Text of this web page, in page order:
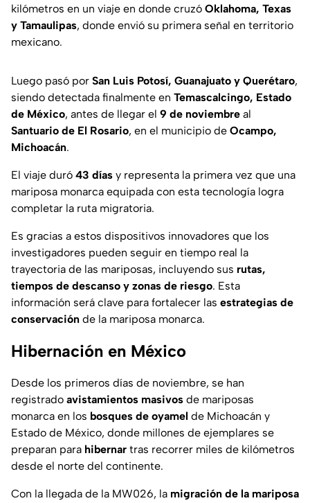
kilómetros en un viaje en donde cruzó Oklahoma, Texas
y Tamaulipas, donde envió su primera señal en territorio
mexicano.
Luego pasó por San Luis Potosí, Guanajuato y Querétaro,
siendo detectada finalmente en Temascalcingo, Estado
de México, antes de llegar el 9 de noviembre al
Santuario de El Rosario, en el municipio de Ocampo,
Michoacán.
El viaje duró 43 días y representa la primera vez que una
mariposa monarca equipada con esta tecnología logra
completar la ruta migratoria.
Es gracias a estos dispositivos innovadores que los
investigadores pueden seguir en tiempo real la
trayectoria de las mariposas, incluyendo sus rutas,
tiempos de descanso y zonas de riesgo. Esta
información será clave para fortalecer las estrategias de
conservación de la mariposa monarca.
Hibernación en México
Desde los primeros días de noviembre, se han
registrado avistamientos masivos de mariposas
monarca en los bosques de oyamel de Michoacán y
Estado de México, donde millones de ejemplares se
preparan para hibernar tras recorrer miles de kilómetros
desde el norte del continente.
Con la llegada de la MW026, la migración de la mariposa